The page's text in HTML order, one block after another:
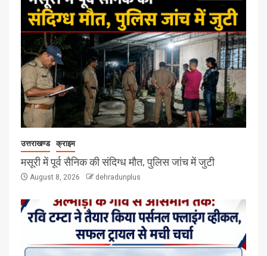
उत्तराखण्ड क्राइम
मसूरी में पूर्व सैनिक की संदिग्ध मौत, पुलिस जांच में जुटी
August 8, 2026 dehradunplus